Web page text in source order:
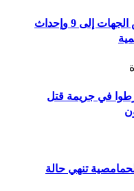
تقسيم ترابي جديد بالمغرب: تقليص الجهات إلى 9 وإحداث
3 أشخاص تورطوا في جريمة قتل
شرطة الحمامصية تنهي حالة